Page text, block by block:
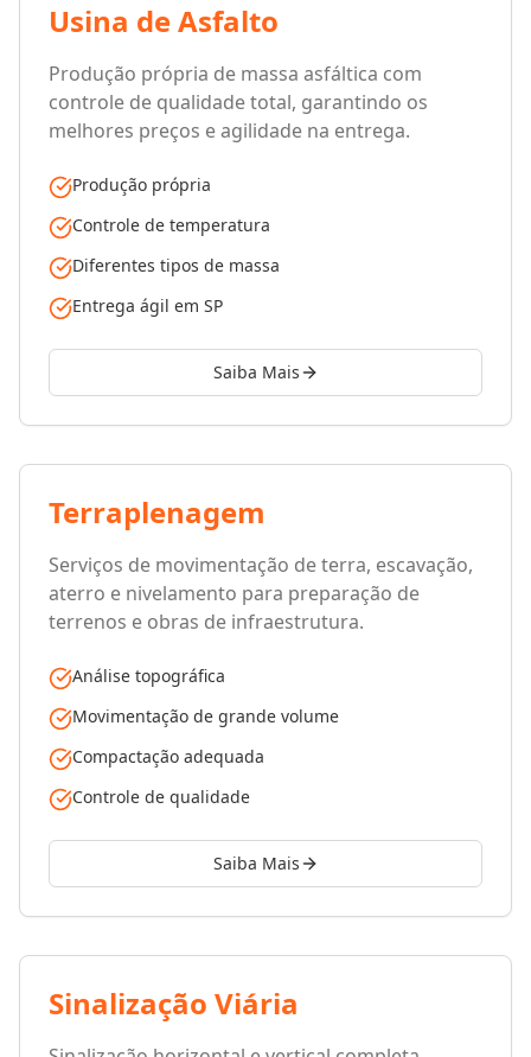
Usina de Asfalto
Produção própria de massa asfáltica com
controle de qualidade total, garantindo os
melhores preços e agilidade na entrega.
Produção própria
Controle de temperatura
Diferentes tipos de massa
Entrega ágil em SP
Saiba Mais
Terraplenagem
Serviços de movimentação de terra, escavação,
aterro e nivelamento para preparação de
terrenos e obras de infraestrutura.
Análise topográfica
Movimentação de grande volume
Compactação adequada
Controle de qualidade
Saiba Mais
Sinalização Viária